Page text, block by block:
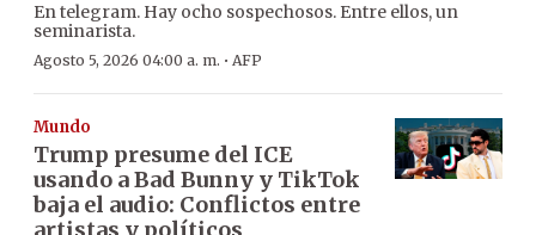
En telegram. Hay ocho sospechosos. Entre ellos, un
seminarista.
Agosto 5, 2026 04:00 a. m. · AFP
Mundo
Trump presume del ICE
usando a Bad Bunny y TikTok
baja el audio: Conflictos entre